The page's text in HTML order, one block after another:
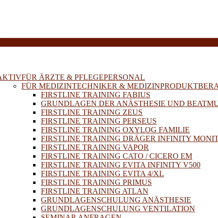
FÜR ÄRZTE & PFLEGEPERSONAL
FÜR MEDIZINTECHNIKER &
FIRSTLINE TRAINING FABIUS
GRUNDLAGEN DER ANÄSTHESIE UND
FIRSTLINE TRAINING ZEUS
FIRSTLINE TRAINING PERSEUS
FIRSTLINE TRAINING OXYLOG FAMILIE
FIRSTLINE TRAINING DRÄGER INFINITY
FIRSTLINE TRAINING VAPOR
FIRSTLINE TRAINING CATO / CICERO EM
FIRSTLINE TRAINING EVITA INFINITY V500
FIRSTLINE TRAINING EVITA 4/XL
FIRSTLINE TRAINING PRIMUS
FIRSTLINE TRAINING ATLAN
GRUNDLAGENSCHULUNG ANÄSTHESIE
GRUNDLAGENSCHULUNG VENTILATION